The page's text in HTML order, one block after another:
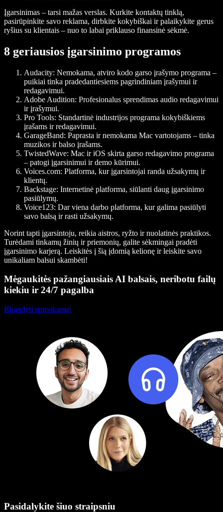
Įgarsinimas – tarsi mažas verslas. Kurkite kontaktų tinklą,
pasirūpinkite savo reklama, dirbkite kokybiškai ir palaikykite gerus
ryšius su klientais – nuo to labai priklauso finansinė sėkmė.
8 geriausios įgarsinimo programos
Audacity: Nemokama, atviro kodo garso įrašymo programa –
puikiai tinka pradedantiesiems pagrindiniam įrašymui ir
redagavimui.
Adobe Audition: Profesionalus sprendimas audio redagavimui
ir įrašymui.
Pro Tools: Standartinė industrijos programa kokybiškiems
įrašams ir redagavimui.
GarageBand: Paprasta ir nemokama Mac vartotojams – tinka
muzikos ir balso įrašams.
TwistedWave: Mac ir iOS skirta garso redagavimo programa
– patogi įgarsinimui ir demo kūrimui.
Voices.com: Platforma, kur įgarsintojai randa užsakymų ir
klientų.
Backstage: Internetinė platforma, siūlanti daug įgarsinimo
pasiūlymų.
Voice123: Dar viena darbo platforma, kur galima pasiūlyti
savo balsą ir rasti užsakymų.
Norint tapti įgarsintoju, reikia aistros, ryžto ir nuolatinės praktikos.
Turėdami tinkamų žinių ir priemonių, galite sėkmingai pradėti
įgarsinimo karjerą. Leiskitės į šią įdomią kelionę ir leiskite savo
unikaliam balsui skambėti!
Mėgaukitės pažangiausiais AI balsais, neribotu failų
kiekiu ir 24/7 pagalba
Išbandyti nemokamai
Pasidalykite šiuo straipsniu